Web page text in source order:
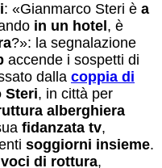
: «Gianmarco Steri è a
in un hotel , è
?»: la segnalazione
accende i sospetti di
dalla coppia di
Steri, in città per
alberghiera
fidanzata tv,
soggiorni insieme.
di rottura,